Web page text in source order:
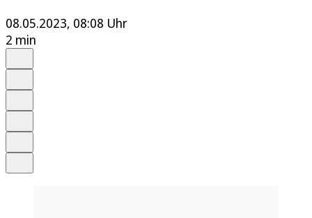
08.05.2023, 08:08 Uhr
2 min